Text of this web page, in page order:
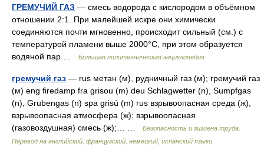
ГРЕМУЧИЙ ГАЗ — смесь водорода с кислородом в объёмном
отношении 2:1. При малейшей искре они химически
соединяются почти мгновенно, происходит сильный (см.) с
температурой пламени выше 2000°С, при этом образуется
водяной пар …
Большая политехническая энциклопедия
гремучий газ — rus метан (м), рудничный газ (м); гремучий газ
(м) eng firedamp fra grisou (m) deu Schlagwetter (n), Sumpfgas
(n), Grubengas (n) spa grisú (m) rus взрывоопасная среда (ж),
взрывоопасная атмосфера (ж); взрывоопасная
(газовоздушная) смесь (ж);… …
Безопасность и гигиена труда.
Перевод на английский, французский, немецкий, испанский языки